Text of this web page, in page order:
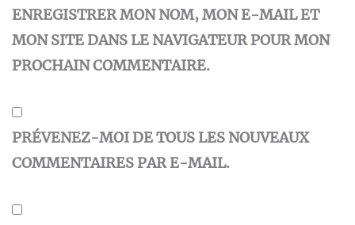
ENREGISTRER MON NOM, MON E-MAIL ET
MON SITE DANS LE NAVIGATEUR POUR MON
PROCHAIN COMMENTAIRE.
PRÉVENEZ-MOI DE TOUS LES NOUVEAUX
COMMENTAIRES PAR E-MAIL.